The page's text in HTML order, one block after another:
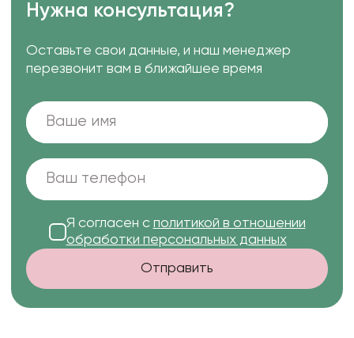
Нужна консультация?
Оставьте свои данные, и наш менеджер
перезвонит вам в ближайшее время
Я согласен с политикой в отношении
обработки персональных данных
Отправить